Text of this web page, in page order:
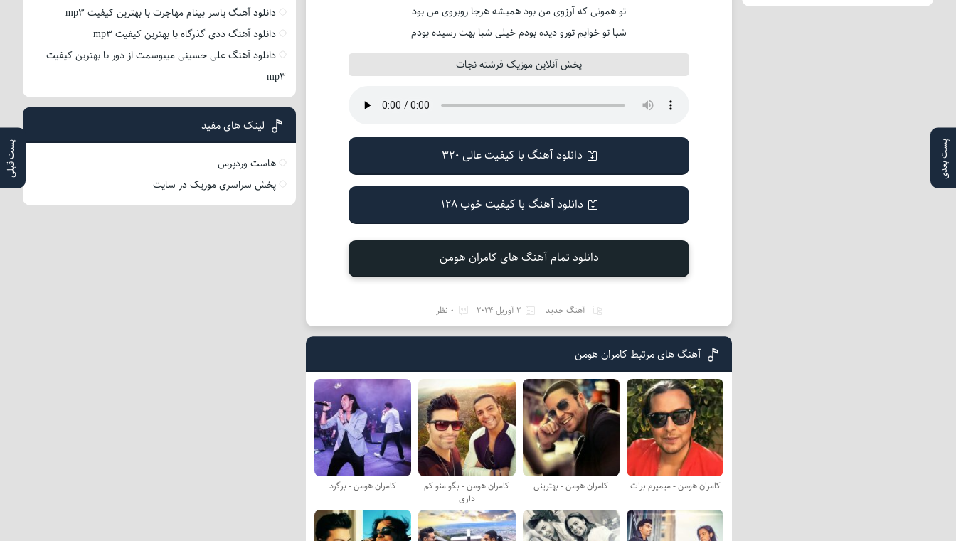
پست بعدی پست قبلی
تو همونی که آرزوی من بود همیشه هرجا روبروی من بود
شبا تو خوابم تورو دیده بودم خیلی شبا بهت رسیده بودم
پخش آنلاین موزیک فرشته نجات
دانلود آهنگ با کیفیت عالی 320
دانلود آهنگ با کیفیت خوب 128
دانلود تمام آهنگ های کامران هومن
آهنگ جدید 2 آوریل 2024 0 نظر
آهنگ های مرتبط کامران هومن
کامران هومن - میمیرم برات کامران هومن - بهترینی
کامران هومن - بگو منو کم
داری
کامران هومن - برگرد
دانلود آهنگ یاسر بینام مهاجرت با بهترین کیفیت mp3
دانلود آهنگ ددی گذرگاه با بهترین کیفیت mp3
دانلود آهنگ علی حسینی میبوسمت از دور با بهترین کیفیت
mp3
لینک های مفید
هاست وردپرس
پخش سراسری موزیک در سایت